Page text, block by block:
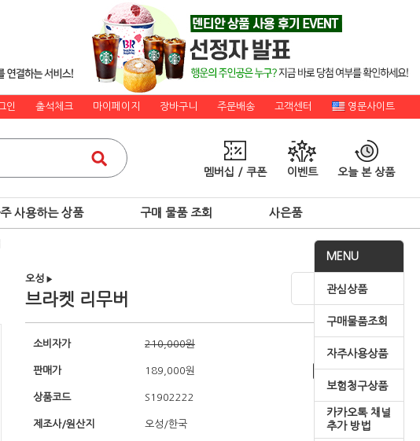
인 출석체크 마이페이지 장바구니 주문배송 고객센터 영문사이트
멤버십 / 쿠폰 이벤트 오늘 본 상품
사용하는 상품 구매 물품 조회 사은품
MENU
관심상품
구매물품조회
자주사용상품
보험청구상품
카카오톡 채널
추가 방법
오성 ▶
브라켓 리무버
소비자가 210,000원
판매가 189,000원 쇼핑혜택
상품코드 S1902222
제조사/원산지 오성 /한국